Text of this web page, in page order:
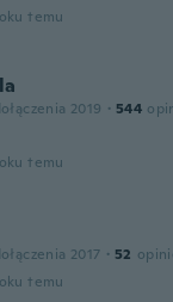
temu
2019 · 544
temu
2017 · 52
temu